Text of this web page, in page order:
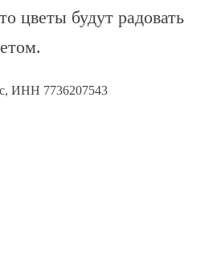
цветы будут радовать
ИНН 7736207543